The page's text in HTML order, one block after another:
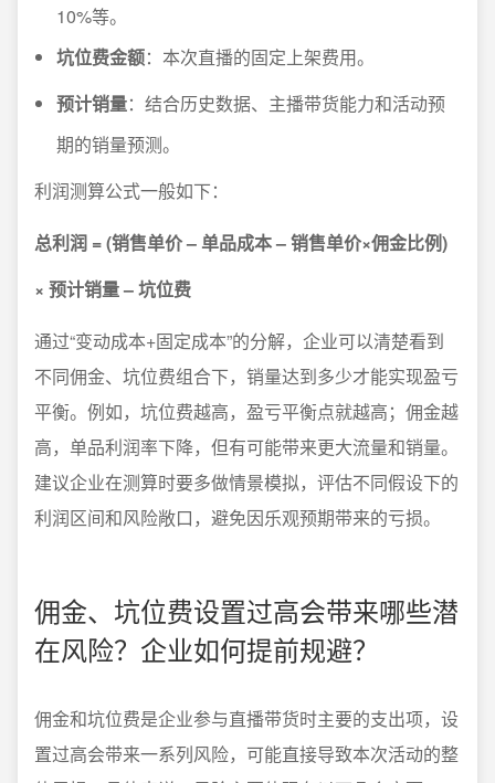
10%等。
坑位费金额：本次直播的固定上架费用。
预计销量：结合历史数据、主播带货能力和活动预
期的销量预测。
利润测算公式一般如下：
总利润 = (销售单价 – 单品成本 – 销售单价×佣金比例)
× 预计销量 – 坑位费
通过“变动成本+固定成本”的分解，企业可以清楚看到
不同佣金、坑位费组合下，销量达到多少才能实现盈亏
平衡。例如，坑位费越高，盈亏平衡点就越高；佣金越
高，单品利润率下降，但有可能带来更大流量和销量。
建议企业在测算时要多做情景模拟，评估不同假设下的
利润区间和风险敞口，避免因乐观预期带来的亏损。
佣金、坑位费设置过高会带来哪些潜
在风险？企业如何提前规避？
佣金和坑位费是企业参与直播带货时主要的支出项，设
置过高会带来一系列风险，可能直接导致本次活动的整